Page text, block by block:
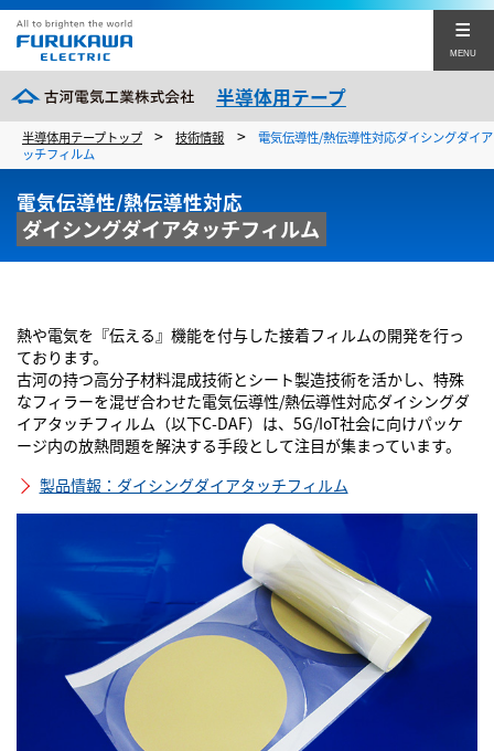
MENU
半導体用テープ
古河電工の半導体用テープ
製品情報
製品情報トップ
ダイシング用テープ
ダイシングダイアタッチフィルム
技術情報
電気伝導性/熱伝導性ダイシングダイアタッチフィルム
バンプ付きウエハ向けバックグラインディング用テープ
SDBG/GAL工程対応バックグラインディング用テープ
企業サイト
半導体用テープに関するお問い合わせ
閉じる
半導体用テープトップ > 技術情報 >
電気伝導性/熱伝導性対応ダイシングダイ
ッチフィルム
電気伝導性/熱伝導性対応
ダイシングダイアタッチフィルム
熱や電気を『伝える』機能を付与した接着フィルムの開発を行っ
ております。
古河の持つ高分子材料混成技術とシート製造技術を活かし、特殊
なフィラーを混ぜ合わせた電気伝導性/熱伝導性対応ダイシングダ
イアタッチフィルム（以下C-DAF）は、5G/IoT社会に向けパッケ
ージ内の放熱問題を解決する手段として注目が集まっています。
製品情報：ダイシングダイアタッチフィルム